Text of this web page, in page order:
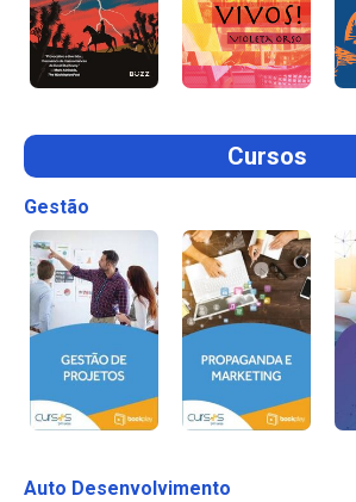
Cursos
Gestão
Auto Desenvolvimento